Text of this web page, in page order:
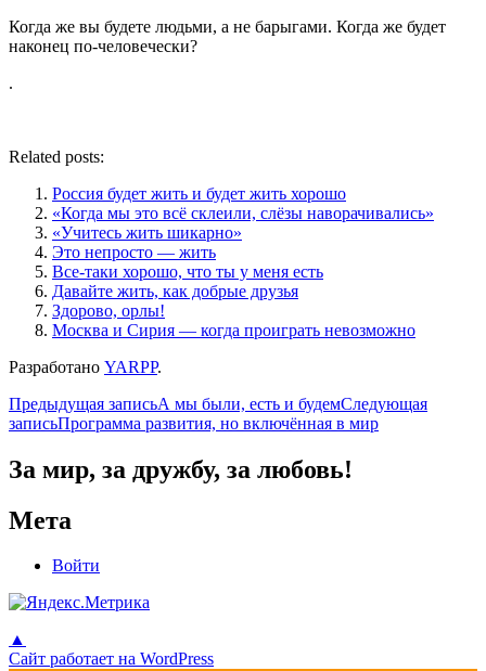
Когда же вы будете людьми, а не барыгами. Когда же будет
наконец по-человечески?
.
Related posts:
Россия будет жить и будет жить хорошо
«Когда мы это всё склеили, слёзы наворачивались»
«Учитесь жить шикарно»
Это непросто — жить
Все-таки хорошо, что ты у меня есть
Давайте жить, как добрые друзья
Здорово, орлы!
Москва и Сирия — когда проиграть невозможно
Разработано YARPP.
Навигация
по
записям
Предыдущая записьА мы были, есть и будемСледующая
записьПрограмма развития, но включённая в мир
За мир, за дружбу, за любовь!
Мета
Войти
▲
Сайт работает на WordPress